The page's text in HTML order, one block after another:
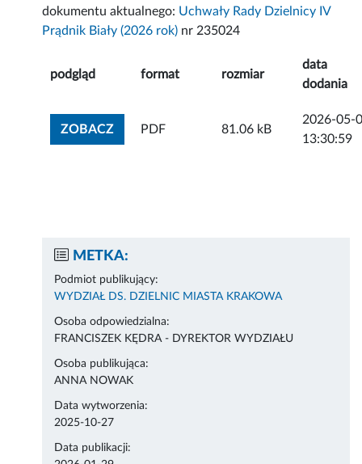
dokumentu aktualnego: Uchwały Rady Dzielnicy IV
Prądnik Biały (2026 rok) nr 235024
podgląd format rozmiar
data
dodania
ZOBACZZOBACZ ZAŁĄCZNIK
PDF 81.06 kB
2026-05-
13:30:59
METKA:
Podmiot publikujący:
WYDZIAŁ DS. DZIELNIC MIASTA KRAKOWA
Osoba odpowiedzialna:
FRANCISZEK KĘDRA - DYREKTOR WYDZIAŁU
Osoba publikująca:
ANNA NOWAK
Data wytworzenia:
2025-10-27
Data publikacji: